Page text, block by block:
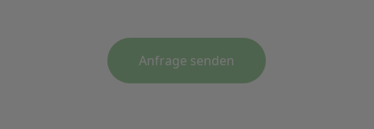
Anfrage senden